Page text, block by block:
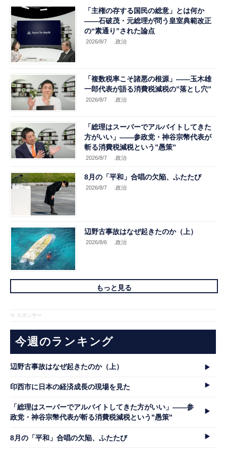
「主権の存する国民の総意」とは何か
――石破茂・元総理が問う皇室典範改正
の“素通り”された論点
2026/8/7 .政治
「複数税率こそ諸悪の根源」――玉木雄
一郎代表が語る消費税減税の”落とし穴”
2026/8/7 .政治
「総理はスーパーでアルバイトしてきた
方がいい」――参政党・神谷宗幣代表が
斬る消費税減税という”愚策”
2026/8/7 .政治
8月の「平和」合唱の欠陥、ふたたび
2026/8/7 .政治
辺野古事故はなぜ起きたのか（上）
2026/8/6 .政治
もっと見る
※ スポンサー
今週のランキング
辺野古事故はなぜ起きたのか（上）
印西市に日本の経済成長の現場を見た
「総理はスーパーでアルバイトしてきた方がいい」――参
政党・神谷宗幣代表が斬る消費税減税という"愚策"
8月の「平和」合唱の欠陥、ふたたび